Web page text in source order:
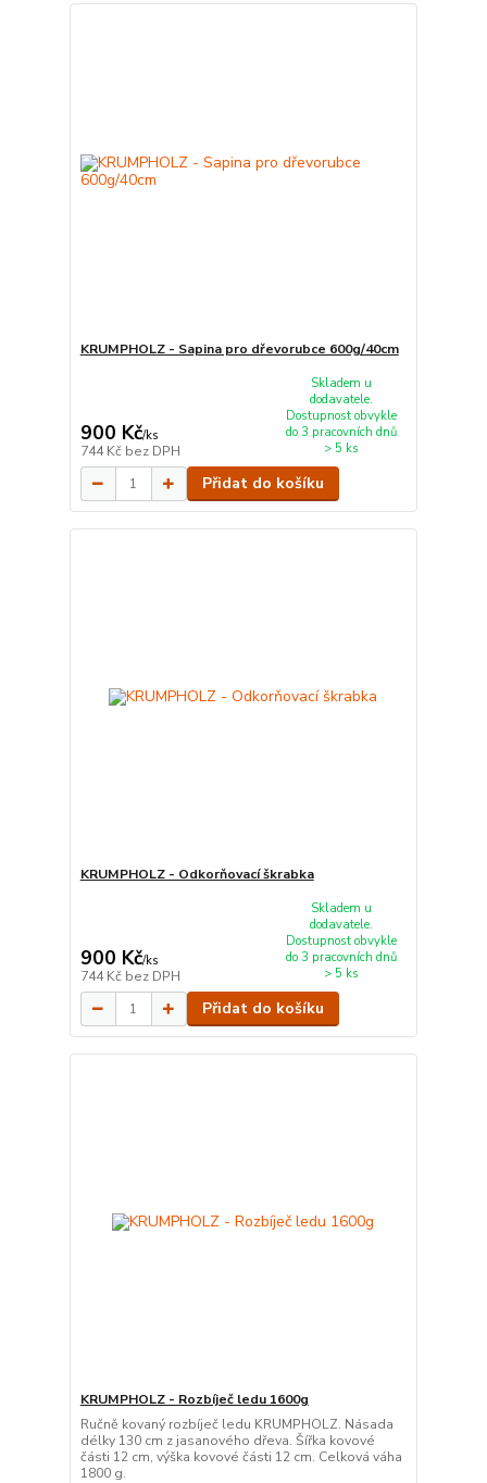
KRUMPHOLZ - Sapina pro dřevorubce 600g/40cm
900 Kč/ks
744 Kč bez DPH
Skladem u
dodavatele.
Dostupnost obvykle
do 3 pracovních dnů
> 5 ks
Přidat do košíku
KRUMPHOLZ - Odkorňovací škrabka
900 Kč/ks
744 Kč bez DPH
Skladem u
dodavatele.
Dostupnost obvykle
do 3 pracovních dnů
> 5 ks
Přidat do košíku
KRUMPHOLZ - Rozbíječ ledu 1600g
Ručně kovaný rozbíječ ledu KRUMPHOLZ. Násada
délky 130 cm z jasanového dřeva. Šířka kovové
části 12 cm, výška kovové části 12 cm. Celková váha
1800 g.